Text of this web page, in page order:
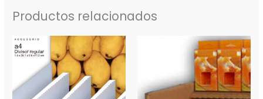
Productos relacionados